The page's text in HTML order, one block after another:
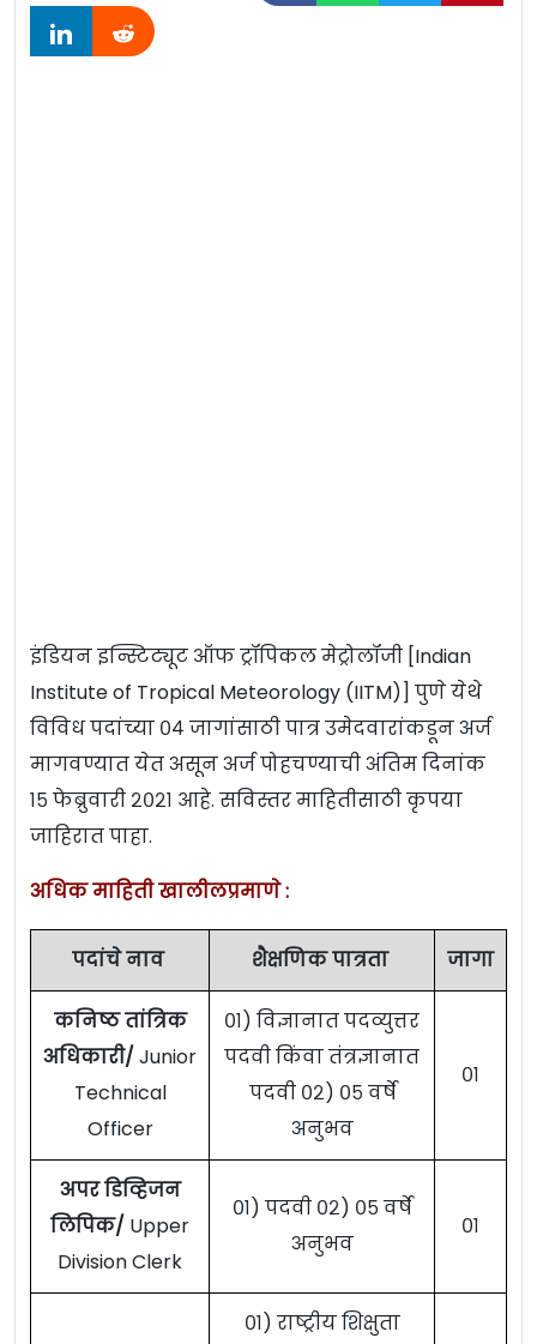
इंडियन इन्स्टिट्यूट ऑफ ट्रॉपिकल मेट्रोलॉजी [Indian
Institute of Tropical Meteorology (IITM)] पुणे येथे
विविध पदांच्या ०४ जागांसाठी पात्र उमेदवारांकडून अर्ज
मागवण्यात येत असून अर्ज पोहचण्याची अंतिम दिनांक
१५ फेब्रुवारी २०२१ आहे. सविस्तर माहितीसाठी कृपया
जाहिरात पाहा.
अधिक माहिती खालीलप्रमाणे :
पदांचे नाव शैक्षणिक पात्रता जागा
कनिष्ठ तांत्रिक
अधिकारी/ Junior
Technical
Officer
०१) विज्ञानात पदव्युत्तर
पदवी किंवा तंत्रज्ञानात
पदवी ०२) ०५ वर्षे
अनुभव
०१
अपर डिव्हिजन
लिपिक/ Upper
Division Clerk
०१) पदवी ०२) ०५ वर्षे
अनुभव
०१
०१) राष्ट्रीय शिक्षुता